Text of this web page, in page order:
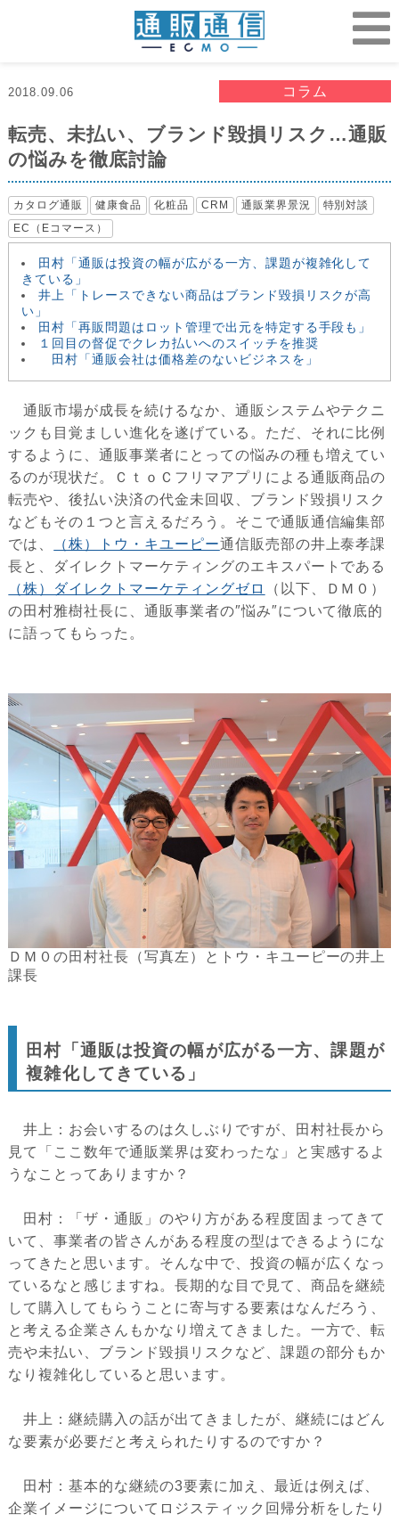
2018.09.06 コラム
転売、未払い、ブランド毀損リスク…通販
の悩みを徹底討論
カタログ通販 健康食品 化粧品 CRM 通販業界景況
特別対談
EC（Eコマース）
田村「通販は投資の幅が広がる一方、課題が複雑化して
きている」
井上「トレースできない商品はブランド毀損リスクが高
い」
田村「再販問題はロット管理で出元を特定する手段も」
１回目の督促でクレカ払いへのスイッチを推奨
田村「通販会社は価格差のないビジネスを」
通販市場が成長を続けるなか、通販システムやテクニ
ックも目覚ましい進化を遂げている。ただ、それに比例
するように、通販事業者にとっての悩みの種も増えてい
るのが現状だ。ＣｔｏＣフリマアプリによる通販商品の
転売や、後払い決済の代金未回収、ブランド毀損リスク
などもその１つと言えるだろう。そこで通販通信編集部
では、
（株）トウ・キユーピー通信販売部の井上泰孝課
長と、ダイレクトマーケティングのエキスパートである
（株）ダイレクトマーケティングゼロ
（以下、ＤＭ０）
の田村雅樹社長に、通販事業者の″悩み″について徹底的
に語ってもらった。
ＤＭ０の田村社長（写真左）とトウ・キユーピーの井上
課長
田村「通販は投資の幅が広がる一方、課題が
複雑化してきている」
井上：お会いするのは久しぶりですが、田村社長から
見て「ここ数年で通販業界は変わったな」と実感するよ
うなことってありますか？
田村：「ザ・通販」のやり方がある程度固まってきて
いて、事業者の皆さんがある程度の型はできるようにな
ってきたと思います。そんな中で、投資の幅が広くなっ
ているなと感じますね。長期的な目で見て、商品を継続
して購入してもらうことに寄与する要素はなんだろう、
と考える企業さんもかなり増えてきました。一方で、転
売や未払い、ブランド毀損リスクなど、課題の部分もか
なり複雑化していると思います。
井上：継続購入の話が出てきましたが、継続にはどん
な要素が必要だと考えられたりするのですか？
田村：基本的な継続の3要素に加え、最近は例えば、
企業イメージについてロジスティック回帰分析をしたり